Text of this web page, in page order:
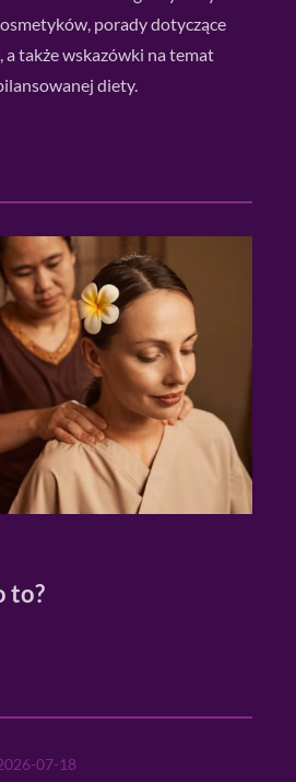
porady dotyczące
a także wskazówki na temat
diety.
to?
07-18